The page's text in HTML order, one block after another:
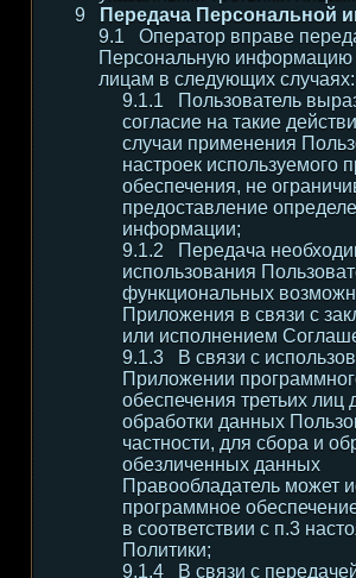
Передача Персональной
Оператор вправе
Персональную информацию
лицам в следующих случаях:
Пользователь
согласие на такие
случаи применения
настроек используемого
обеспечения, не
предоставление
информации;
Передача
использования
функциональных
Приложения в связи с
или исполнением
В связи с
Приложении
обеспечения третьих лиц
обработки данных
частности, для сбора и
обезличенных данных
Правообладатель может
программное
в соответствии с п.3
Политики;
В связи с